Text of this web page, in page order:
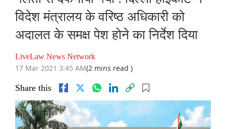
विदेश मंत्रालय के वरिष्ठ अधिकारी को
अदालत के समक्ष पेश होने का निर्देश दिया
LiveLaw News Network
17 Mar 2021 3:45 AM(2 mins read )
Share this